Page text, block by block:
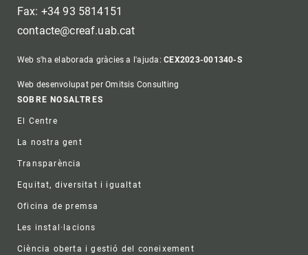
Fax: +34 93 5814151
contacte@creaf.uab.cat
Web s'ha elaborada gràcies a l'ajuda:CEX2023-001340-S
Web desenvolupat per Omitsis Consulting
Footer
SOBRE NOSALTRES
El Centre
La nostra gent
Transparència
Equitat, diversitat i igualtat
Oficina de premsa
Les instal·lacions
Ciència oberta i gestió del coneixement